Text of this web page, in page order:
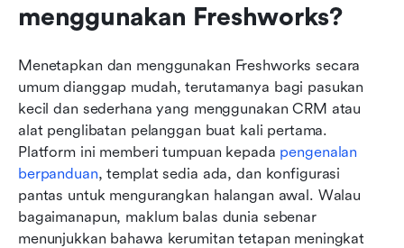
menggunakan Freshworks?
Menetapkan dan menggunakan Freshworks secara
umum dianggap mudah, terutamanya bagi pasukan
kecil dan sederhana yang menggunakan CRM atau
alat penglibatan pelanggan buat kali pertama.
Platform ini memberi tumpuan kepada pengenalan
berpanduan, templat sedia ada, dan konfigurasi
pantas untuk mengurangkan halangan awal. Walau
bagaimanapun, maklum balas dunia sebenar
menunjukkan bahawa kerumitan tetapan meningkat